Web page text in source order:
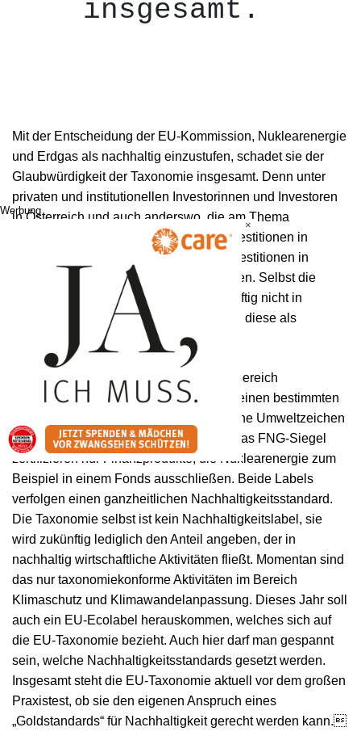
insgesamt.
Mit der Entscheidung der EU-Kommission, Nuklearenergie
und Erdgas als nachhaltig einzustufen, schadet sie der
Glaubwürdigkeit der Taxonomie insgesamt. Denn unter
privaten und institutionellen Investorinnen und Investoren
in Österreich und auch anderswo, die am Thema
Nachhaltigkeit interessiert sind, sind Investitionen in
Nuklearenergie ein No-Go und auch Investitionen in
Erdgas werden durchaus kritisch gesehen. Selbst die
Europäische Investitionsbank will zukünftig nicht in
Nuklearenergie investieren, selbst wenn diese als
nachhaltige Investition eingestuft wird.
Zum Glück gibt es aber auch im Finanzbereich
glaubwürdige Nachhaltigkeitslabel, die einen bestimmten
Standard garantieren. Das österreichische Umweltzeichen
vom Klimaschutzministerium, als auch das FNG-Siegel
zertifizieren nur Finanzprodukte, die Nuklearenergie zum
Beispiel in einem Fonds ausschließen. Beide Labels
verfolgen einen ganzheitlichen Nachhaltigkeitsstandard.
Die Taxonomie selbst ist kein Nachhaltigkeitslabel, sie
wird zukünftig lediglich den Anteil angeben, der in
nachhaltig wirtschaftliche Aktivitäten fließt. Momentan sind
das nur taxonomiekonforme Aktivitäten im Bereich
Klimaschutz und Klimawandelanpassung. Dieses Jahr soll
auch ein EU-Ecolabel herauskommen, welches sich auf
die EU-Taxonomie bezieht. Auch hier darf man gespannt
sein, welche Nachhaltigkeitsstandards gesetzt werden.
Insgesamt steht die EU-Taxonomie aktuell vor dem großen
Praxistest, ob sie den eigenen Anspruch eines
„Goldstandards“ für Nachhaltigkeit gerecht werden kann.
Werbung
×